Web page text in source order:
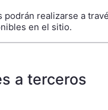
podrán realizarse a
en el sitio.
a terceros